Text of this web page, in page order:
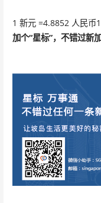
1 新元 =4.8852 人民币
加个“星标”， 不错过新